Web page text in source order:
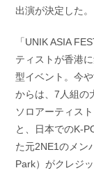
出演が決定した。
「UNIK ASIA
ティストが香港
型イベント。今
からは、7人組の
ソロアーティス
と、日本でのK-
た元2NE1のメン
Park）がクレジ